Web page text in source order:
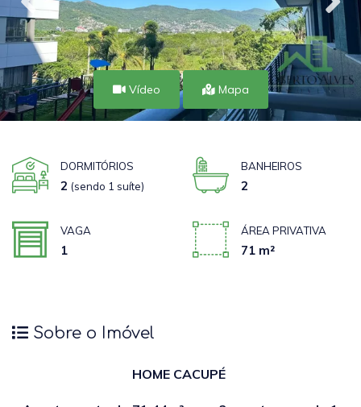
Vídeo Mapa
DORMITÓRIOS
2 (sendo 1 suíte)
BANHEIROS
2
VAGA
1
ÁREA PRIVATIVA
71 m²
Sobre o Imóvel
HOME CACUPÉ